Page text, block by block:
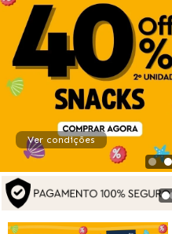
Ver condições